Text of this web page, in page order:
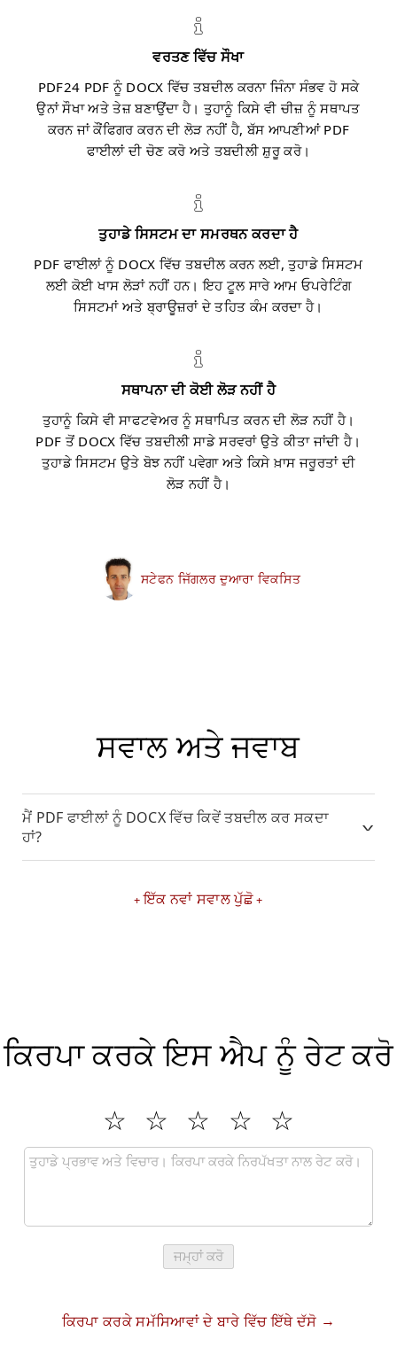
ਵਰਤਣ ਵਿੱਚ ਸੌਖਾ
PDF24 PDF ਨੂੰ DOCX ਵਿੱਚ ਤਬਦੀਲ ਕਰਨਾ ਜਿੰਨਾ ਸੰਭਵ ਹੋ ਸਕੇ
ਉਨਾਂ ਸੌਖਾ ਅਤੇ ਤੇਜ਼ ਬਣਾਉਂਦਾ ਹੈ। ਤੁਹਾਨੂੰ ਕਿਸੇ ਵੀ ਚੀਜ਼ ਨੂੰ ਸਥਾਪਤ
ਕਰਨ ਜਾਂ ਕੌਂਫਿਗਰ ਕਰਨ ਦੀ ਲੋੜ ਨਹੀਂ ਹੈ, ਬੱਸ ਆਪਣੀਆਂ PDF
ਫਾਈਲਾਂ ਦੀ ਚੋਣ ਕਰੋ ਅਤੇ ਤਬਦੀਲੀ ਸ਼ੁਰੂ ਕਰੋ।
ਤੁਹਾਡੇ ਸਿਸਟਮ ਦਾ ਸਮਰਥਨ ਕਰਦਾ ਹੈ
PDF ਫਾਈਲਾਂ ਨੂੰ DOCX ਵਿੱਚ ਤਬਦੀਲ ਕਰਨ ਲਈ, ਤੁਹਾਡੇ ਸਿਸਟਮ
ਲਈ ਕੋਈ ਖਾਸ ਲੋੜਾਂ ਨਹੀਂ ਹਨ। ਇਹ ਟੂਲ ਸਾਰੇ ਆਮ ਓਪਰੇਟਿੰਗ
ਸਿਸਟਮਾਂ ਅਤੇ ਬ੍ਰਾਊਜ਼ਰਾਂ ਦੇ ਤਹਿਤ ਕੰਮ ਕਰਦਾ ਹੈ।
ਸਥਾਪਨਾ ਦੀ ਕੋਈ ਲੋੜ ਨਹੀਂ ਹੈ
ਤੁਹਾਨੂੰ ਕਿਸੇ ਵੀ ਸਾਫਟਵੇਅਰ ਨੂੰ ਸਥਾਪਿਤ ਕਰਨ ਦੀ ਲੋੜ ਨਹੀਂ ਹੈ।
PDF ਤੋਂ DOCX ਵਿੱਚ ਤਬਦੀਲੀ ਸਾਡੇ ਸਰਵਰਾਂ ਉਤੇ ਕੀਤਾ ਜਾਂਦੀ ਹੈ।
ਤੁਹਾਡੇ ਸਿਸਟਮ ਉਤੇ ਬੋਝ ਨਹੀਂ ਪਵੇਗਾ ਅਤੇ ਕਿਸੇ ਖ਼ਾਸ ਜਰੂਰਤਾਂ ਦੀ
ਲੋੜ ਨਹੀਂ ਹੈ।
ਸਟੇਫਨ ਜਿੱਗਲਰ ਦੁਆਰਾ ਵਿਕਸਿਤ
ਸਵਾਲ ਅਤੇ ਜਵਾਬ
ਮੈਂ PDF ਫਾਈਲਾਂ ਨੂੰ DOCX ਵਿੱਚ ਕਿਵੇਂ ਤਬਦੀਲ ਕਰ ਸਕਦਾ
ਹਾਂ?
ਇੱਕ ਨਵਾਂ ਸਵਾਲ ਪੁੱਛੋ
ਕਿਰਪਾ ਕਰਕੇ ਇਸ ਐਪ ਨੂੰ ਰੇਟ ਕਰੋ
ਜਮ੍ਹਾਂ ਕਰੋ
ਕਿਰਪਾ ਕਰਕੇ ਸਮੱਸਿਆਵਾਂ ਦੇ ਬਾਰੇ ਵਿੱਚ ਇੱਥੇ ਦੱਸੋ